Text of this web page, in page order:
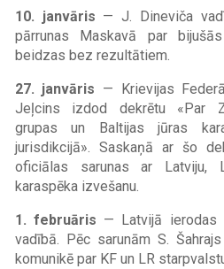
10. janvāris — J. Dineviča
pārrunas Maskavā par
beidzas bez rezultātiem.
27. janvāris — Krievijas
Jeļcins izdod dekrētu «Par
grupas un Baltijas jūras
jurisdikcijā». Saskaņā ar šo
oficiālas sarunas ar Latviju,
karaspēka izvešanu.
1. februāris — Latvijā ierodas
vadībā. Pēc sarunām S.
komunikē par KF un LR